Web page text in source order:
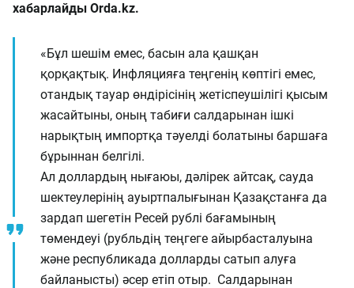
хабарлайды Orda.kz.
«Бұл шешім емес, басын ала қашқан
қорқақтық. Инфляцияға теңгенің көптігі емес,
отандық тауар өндірісінің жетіспеушілігі қысым
жасайтыны, оның табиғи салдарынан ішкі
нарықтың импортқа тәуелді болатыны баршаға
бұрыннан белгілі.
Ал доллардың нығаюы, дәлірек айтсақ, сауда
шектеулерінің ауыртпалығынан Қазақстанға да
зардап шегетін Ресей рублі бағамының
төмендеуі (рубльдің теңгеге айырбасталуына
және республикада долларды сатып алуға
байланысты) әсер етіп отыр. Салдарынан